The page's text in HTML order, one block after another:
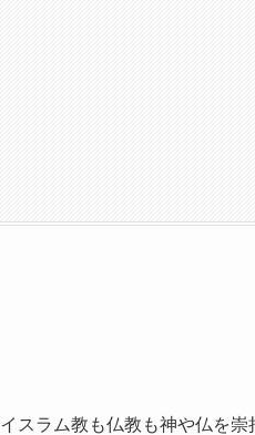
スラム教も仏教も神や仏を崇